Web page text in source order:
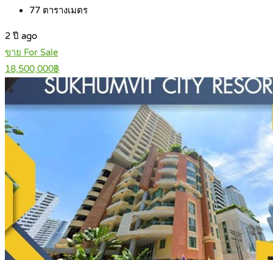
77 ตารางเมตร
2 ปี ago
ขาย For Sale
18,500,000฿